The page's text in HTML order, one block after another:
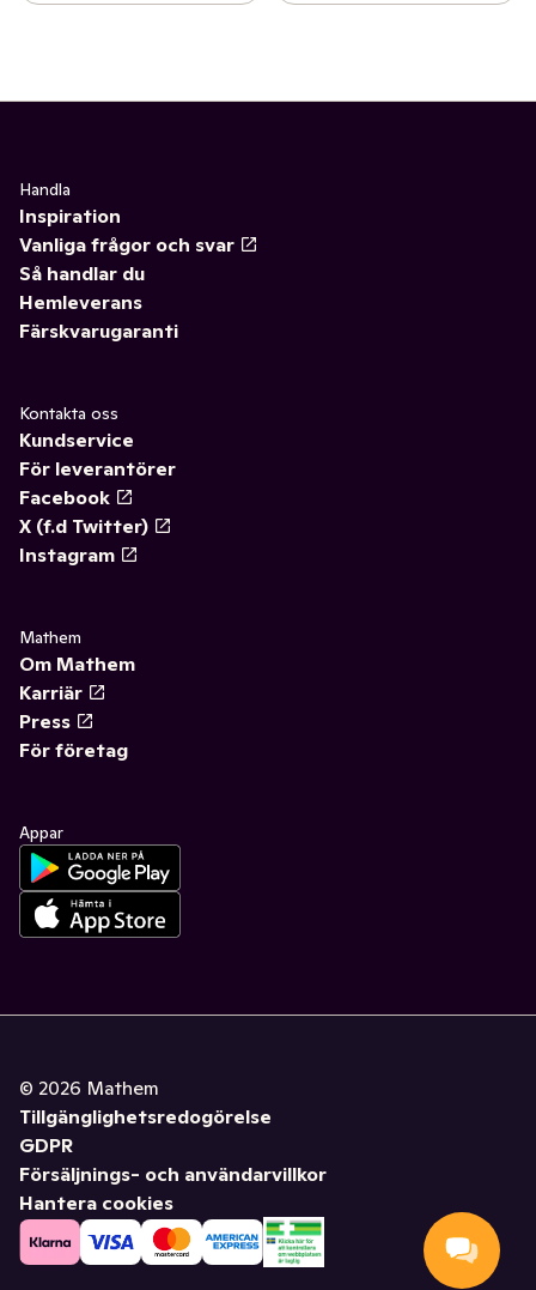
Handla
Inspiration
Vanliga frågor och svar
Så handlar du
Hemleverans
Färskvarugaranti
Kontakta oss
Kundservice
För leverantörer
Facebook
X (f.d Twitter)
Instagram
Mathem
Om Mathem
Karriär
Press
För företag
Appar
© 2026 Mathem
Tillgänglighetsredogörelse
GDPR
Försäljnings- och användarvillkor
Hantera cookies